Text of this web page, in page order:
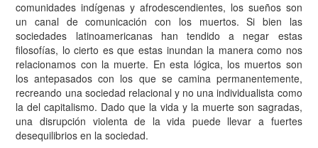
comunidades indígenas y afrodescendientes, los sueños son
un canal de comunicación con los muertos. Si bien las
sociedades latinoamericanas han tendido a negar estas
filosofías, lo cierto es que estas inundan la manera como nos
relacionamos con la muerte. En esta lógica, los muertos son
los antepasados con los que se camina permanentemente,
recreando una sociedad relacional y no una individualista como
la del capitalismo. Dado que la vida y la muerte son sagradas,
una disrupción violenta de la vida puede llevar a fuertes
desequilibrios en la sociedad.